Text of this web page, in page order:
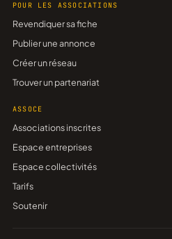
POUR LES ASSOCIATIONS
Revendiquer sa fiche
Publier une annonce
Créer un réseau
Trouver un partenariat
ASSOCE
Associations inscrites
Espace entreprises
Espace collectivités
Tarifs
Soutenir